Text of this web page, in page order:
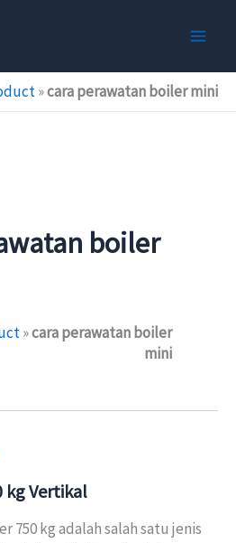
»cara perawatan boiler mini
boiler
»cara perawatan boiler
mini
kg Vertikal
750 kg adalah salah satu jenis